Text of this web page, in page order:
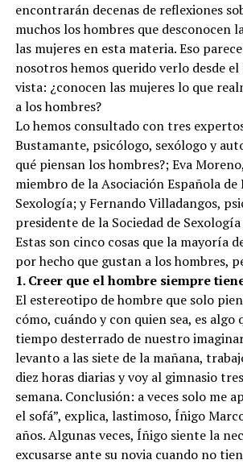
encontrarán decenas de reflexiones
muchos los hombres que desconocen
las mujeres en esta materia. Eso
nosotros hemos querido verlo desde
vista: ¿conocen las mujeres lo que
a los hombres?
Lo hemos consultado con tres
Bustamante, psicólogo, sexólogo y
qué piensan los hombres?; Eva
miembro de la Asociación Española de
Sexología; y Fernando Villadangos,
presidente de la Sociedad de
Estas son cinco cosas que la mayoría
por hecho que gustan a los hombres,
1. Creer que el hombre siempre
El estereotipo de hombre que solo
cómo, cuándo y con quien sea, es algo
tiempo desterrado de nuestro
levanto a las siete de la mañana,
diez horas diarias y voy al gimnasio
semana. Conclusión: a veces solo me
el sofá”, explica, lastimoso, Íñigo
años. Algunas veces, Íñigo siente la
excusarse ante su novia cuando no